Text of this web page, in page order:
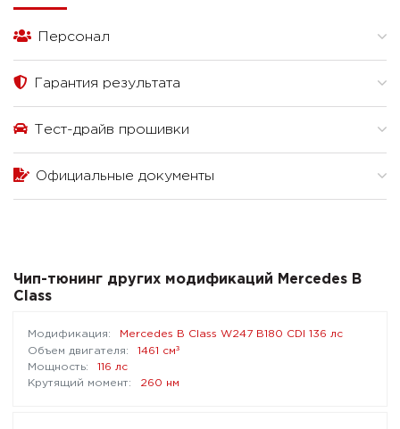
Персонал
Гарантия результата
Тест-драйв прошивки
Официальные документы
Чип-тюнинг других модификаций Mercedes B
Class
Mercedes B Class W247 B180 CDI 136 лс
1461 см³
116 лс
260 нм